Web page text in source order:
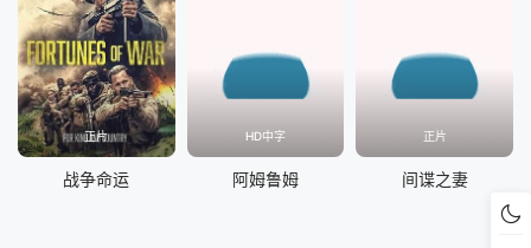
正片
战争命运
HD中字
阿姆鲁姆
正片
间谍之妻